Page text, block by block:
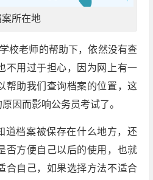
案所在地
校老师的帮助下，依然没有查
不用过于担心，因为网上有一
帮助我们查询档案的位置，这
因而影响公务员考试了。
道档案被保存在什么地方，还
否方便自己以后的使用，也就
合自己，如果选择方法不适合